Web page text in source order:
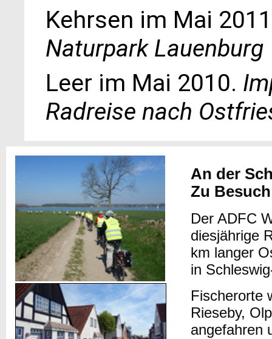
Kehrsen im Mai
Naturpark Lauenburg
Leer im Mai 2010.
Radreise nach
An der
Zu
Der ADFC
diesjährige
km langer
in
Fischerorte
Rieseby,
angefahren